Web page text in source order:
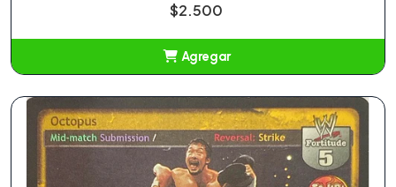
$2.500
Agregar